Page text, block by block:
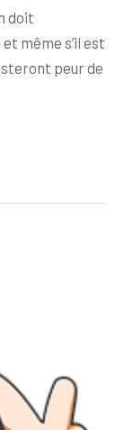
doit
même s’il est
peur de